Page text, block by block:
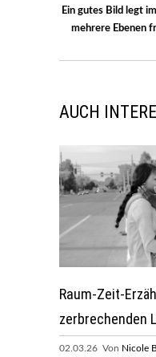
Ein gutes Bild legt
mehrere Ebenen
AUCH
Raum-Zeit-
zerbrechenden
02.03.26 Von Nicole